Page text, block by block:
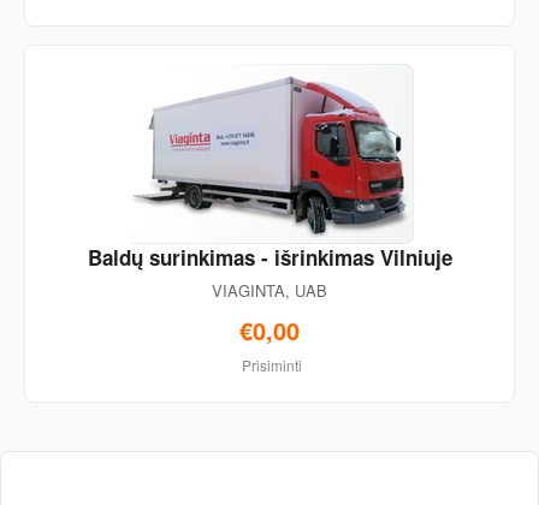
Baldų surinkimas - išrinkimas Vilniuje
VIAGINTA, UAB
€0,00
Prisiminti